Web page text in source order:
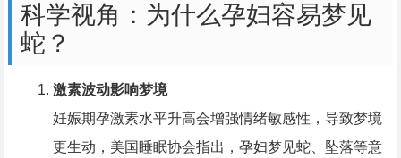
科学视角：为什么孕妇容易梦见
蛇？
激素波动影响梦境
妊娠期孕激素水平升高会增强情绪敏感性，导致梦境
更生动，美国睡眠协会指出，孕妇梦见蛇、坠落等意